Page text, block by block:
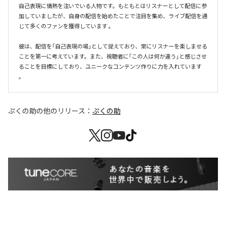
自己表現に情熱を注いでいる人物です。もともとはリスナーとして配信に参
加していましたが、自身の配信を始めたことで注目を集め、ライブ配信を通
じて多くのファンを獲得しています 。
彼は、配信を「自己表現の場」として捉えており、常にリスナーを楽しませる
ことを第一に考えています。また、視聴者に「この人は何か違う」と感じさせ
ることを目標にしており、ユニークなコンテンツ作りに力を入れています
。
ぷくの助の他のリリース： ぷくの助